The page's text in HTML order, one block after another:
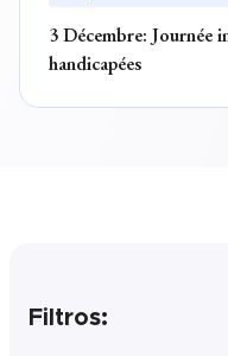
3 Décembre: Journée
handicapées
Filtros: